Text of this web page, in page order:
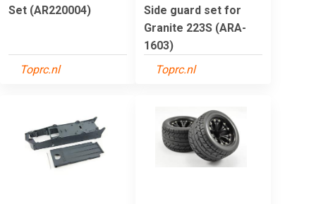
Set (AR220004)
Toprc.nl
Side guard set for
Granite 223S (ARA-
1603)
Toprc.nl